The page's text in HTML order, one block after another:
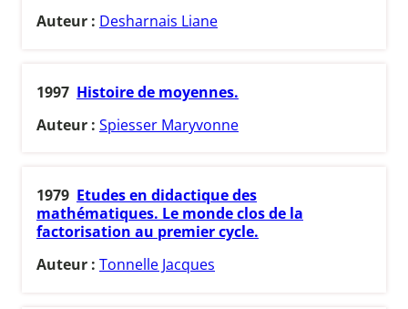
Auteur : Desharnais Liane
1997 Histoire de moyennes.
Auteur : Spiesser Maryvonne
1979 Etudes en didactique des
mathématiques. Le monde clos de la
factorisation au premier cycle.
Auteur : Tonnelle Jacques